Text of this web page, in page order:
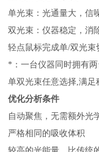
单光束：光通量大，信
双光束：仪器稳定，消
轻点鼠标完成单/双光束
*：一台仪器同时拥有
单双光束任意选择,满
优化分析条件
自动聚焦，无需额外光
严格相同的吸收体积